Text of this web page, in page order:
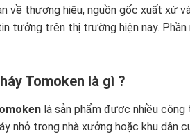
về thương hiệu, nguồn gốc xuất xứ
tưởng trên thị trường hiện nay.
Tomoken là gì ?
là sản phẩm được nhiều
nhỏ trong nhà xưởng hoặc khu dân